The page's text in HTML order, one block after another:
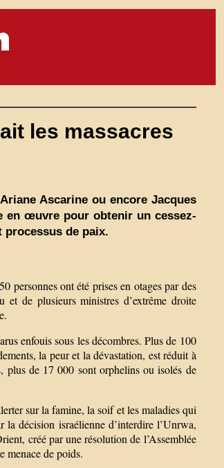
les massacres
Ascarine ou encore Jacques
en œuvre pour obtenir un cessez-
processus de paix.
personnes ont été prises en otages par des
et de plusieurs ministres d’extrême droite
enfouis sous les décombres. Plus de 100
la peur et la dévastation, est réduit à
plus de 17 000 sont orphelins ou isolés de
sur la famine, la soif et les maladies qui
la décision israélienne d’interdire l’Unrwa,
créé par une résolution de l’Assemblée
menace de poids.